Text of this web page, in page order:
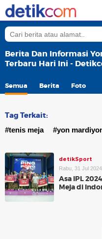
Berita Dan Informasi
Terbaru Hari Ini -
Semua Berita Foto
Tag Terkait:
#tenis meja #yon
detikSport
Rabu, 31 Jul
Asa IPL
Meja di